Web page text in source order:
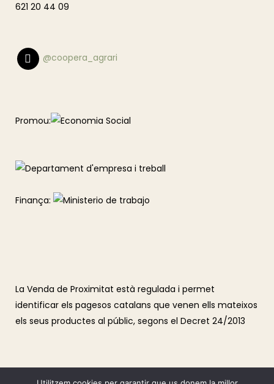
621 20 44 09
@coopera_agrari
Promou:
Finança:
La Venda de Proximitat està regulada i permet
identificar els pagesos catalans que venen ells mateixos
els seus productes al públic, segons el Decret 24/2013